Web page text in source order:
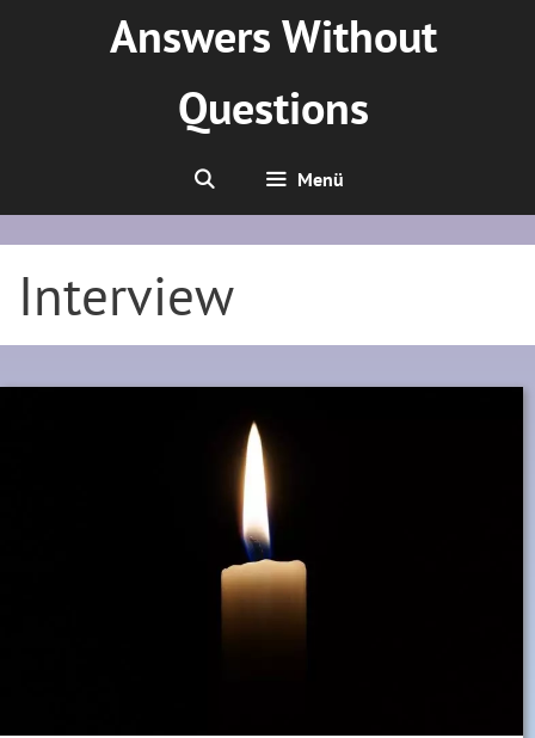
Answers Without
Questions
Menü
Interview